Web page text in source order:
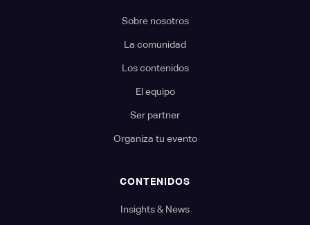
Sobre nosotros
La comunidad
Los contenidos
El equipo
Ser partner
Organiza tu evento
CONTENIDOS
Insights & News